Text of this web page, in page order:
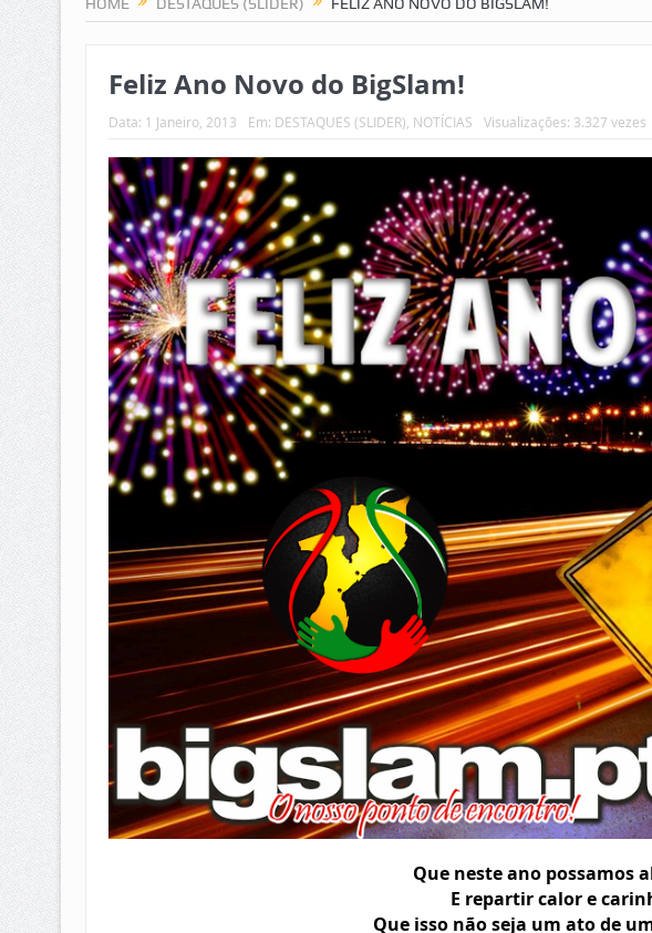
Feliz Ano Novo do BigSlam!
Data: 1 Janeiro, 2013 Em: DESTAQUES (SLIDER) NOTÍCIAS Visualizações: 3.327 vezes
Que neste ano possamos
E repartir calor e
Que isso não seja um ato de